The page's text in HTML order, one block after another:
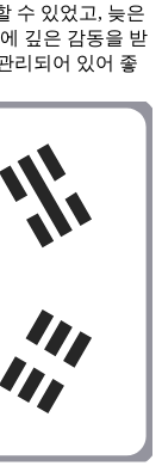
수 있었고, 늦은
깊은 감동을 받
리되어 있어 좋